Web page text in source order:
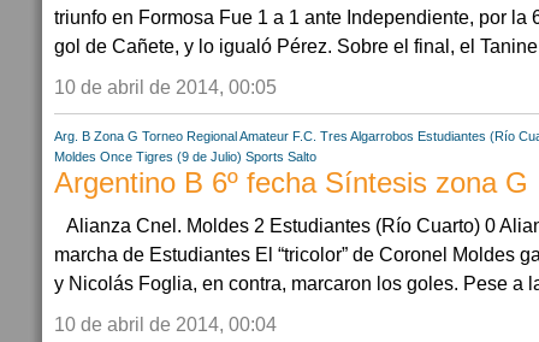
triunfo en Formosa Fue 1 a 1 ante Independiente, por la
gol de Cañete, y lo igualó Pérez. Sobre el final, el
10 de abril de 2014, 00:05
Arg. B Zona G Torneo Regional Amateur F.C. Tres Algarrobos Estudiantes (Río
Moldes Once Tigres (9 de Julio) Sports Salto
Argentino B 6º fecha Síntesis zona G
Alianza Cnel. Moldes 2 Estudiantes (Río Cuarto) 0
marcha de Estudiantes El “tricolor” de Coronel Moldes
y Nicolás Foglia, en contra, marcaron los goles. Pese a
10 de abril de 2014, 00:04